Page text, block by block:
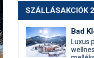
SZÁLLÁSAKCIÓK
Bad
Luxus